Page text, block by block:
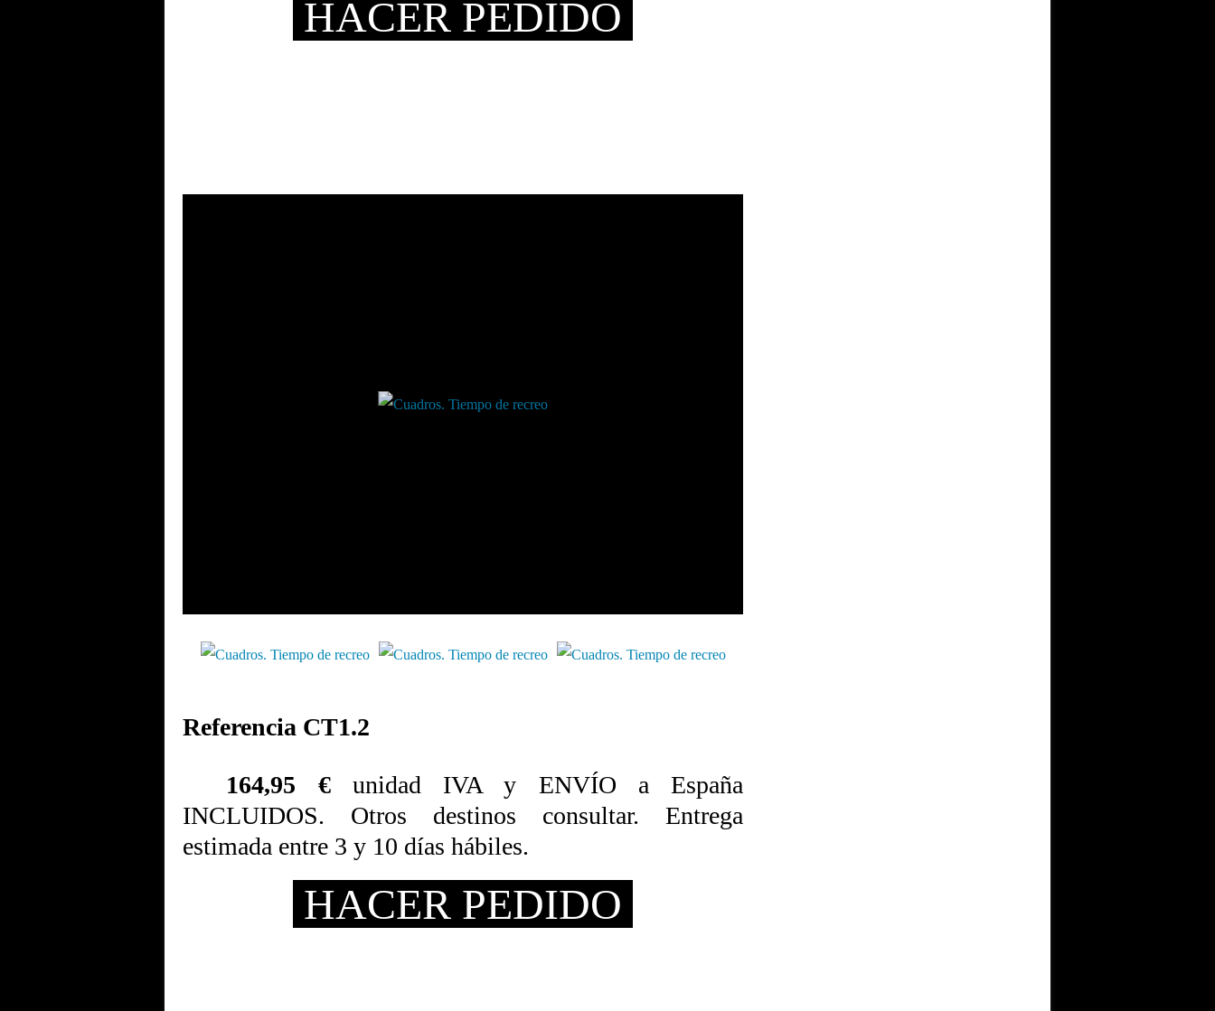
HACER PEDIDO
Referencia CT1.2
164,95 €unidad IVA y ENVÍO a España
INCLUIDOS. Otros destinos consultar. Entrega
estimada entre 3 y 10 días hábiles.
HACER PEDIDO